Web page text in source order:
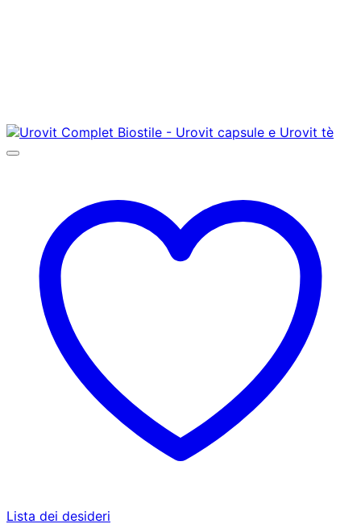
Lista dei desideri